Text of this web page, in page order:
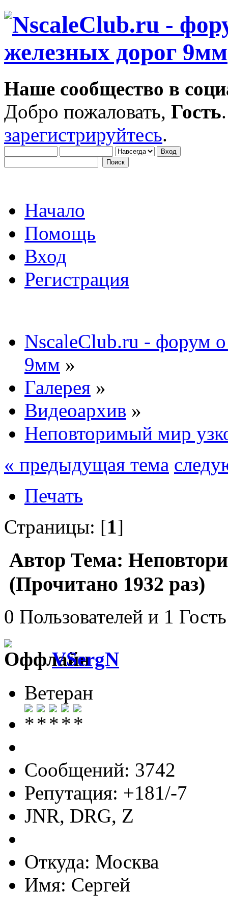
Наше сообщество в
Добро пожаловать, Гость
зарегистрируйтесь.
Начало
Помощь
Вход
Регистрация
NscaleClub.ru - форум
9мм »
Галерея »
Видеоархив »
Неповторимый мир
« предыдущая тема
Печать
Страницы: [1]
Автор Тема:
(Прочитано 1932 раз)
0 Пользователей и 1
VSergN
Ветеран
Сообщений: 3742
Репутация: +181/-7
JNR, DRG, Z
Откуда: Москва
Имя: Сергей